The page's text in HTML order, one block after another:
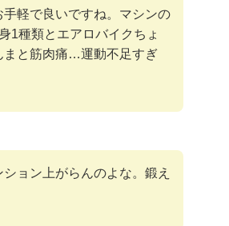
軽で良いですね。マシンの
1種類とエアロバイクちょ
まと筋肉痛…運動不足すぎ
ョン上がらんのよな。鍛え